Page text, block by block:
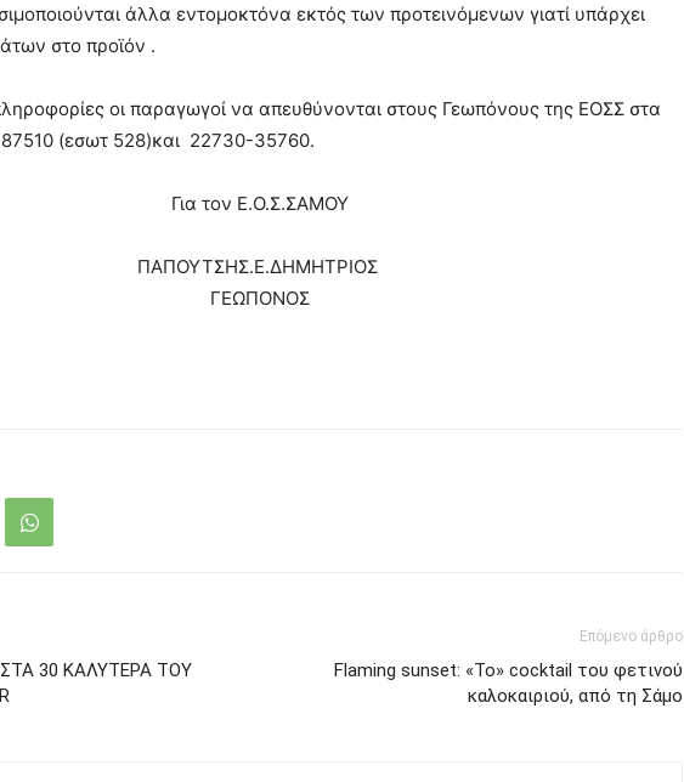
άλλα εντομοκτόνα εκτός των προτεινόμενων γιατί υπάρχει
στο προϊόν .
οι παραγωγοί να απευθύνονται στους Γεωπόνους της ΕΟΣΣ στα
(εσωτ 528)και 22730-35760.
Για τον Ε.Ο.Σ.ΣΑΜΟΥ
ΠΑΠΟΥΤΣΗΣ.Ε.ΔΗΜΗΤΡΙΟΣ
ΓΕΩΠΟΝΟΣ
ΣΤΑ 30 ΚΑΛΥΤΕΡΑ ΤΟΥ
Επόμενο άρθρο
Flaming sunset: «Το» cocktail του φετινού
καλοκαιριού, από τη Σάμο